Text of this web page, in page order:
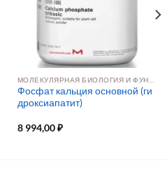
Фосфат кальция основной (ги
дроксиапатит)
8 994,00₽